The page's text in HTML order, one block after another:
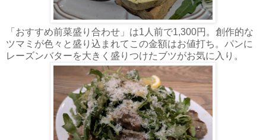
「おすすめ前菜盛り合わせ」は1人前で1,300円。創作的な
ツマミが色々と盛り込まれてこの金額はお値打ち。パンに
レーズンバターを大きく盛りつけたブツがお気に入り。